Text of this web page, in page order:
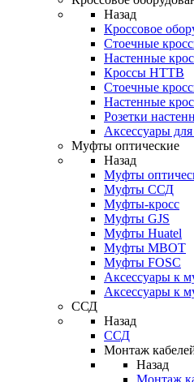
Назад
Кроссовое
Стоечные
Настенные
Кроссы HTTB
Стоечные
Настенные
Розетки
Аксессуары для
Муфты оптические
Назад
Муфты
Муфты ССД
Муфты-кросс
Муфты GJS
Муфты Huatel
Муфты МВОТ
Муфты FOSC
Аксессуары к
Аксессуары к
ССД
Назад
ССД
Монтаж
Назад
Монтаж